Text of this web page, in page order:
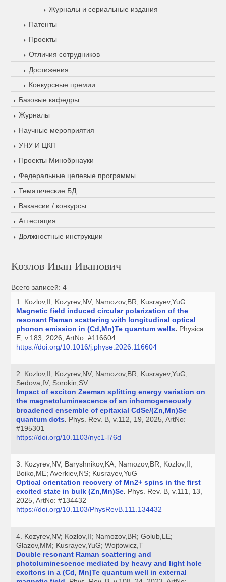
Журналы и сериальные издания
Патенты
Проекты
Отличия сотрудников
Достижения
Конкурсные премии
Базовые кафедры
Журналы
Научные мероприятия
УНУ И ЦКП
Проекты Минобрнауки
Федеральные целевые программы
Тематические БД
Вакансии / конкурсы
Аттестация
Должностные инструкции
Козлов Иван Иванович
Всего записей: 4
1. Kozlov,II; Kozyrev,NV; Namozov,BR; Kusrayev,YuG
Magnetic field induced circular polarization of the
resonant Raman scattering with longitudinal optical
phonon emission in (Cd,Mn)Te quantum wells. Physica
E, v.183, 2026, ArtNo: #116604
https://doi.org/10.1016/j.physe.2026.116604
2. Kozlov,II; Kozyrev,NV; Namozov,BR; Kusrayev,YuG;
Sedova,IV; Sorokin,SV
Impact of exciton Zeeman splitting energy variation on
the magnetoluminescence of an inhomogeneously
broadened ensemble of epitaxial CdSe/(Zn,Mn)Se
quantum dots. Phys. Rev. B, v.112, 19, 2025, ArtNo:
#195301
https://doi.org/10.1103/nyc1-l76d
3. Kozyrev,NV; Baryshnikov,KA; Namozov,BR; Kozlov,II;
Boiko,ME; Averkiev,NS; Kusrayev,YuG
Optical orientation recovery of Mn2+ spins in the first
excited state in bulk (Zn,Mn)Se. Phys. Rev. B, v.111, 13,
2025, ArtNo: #134432
https://doi.org/10.1103/PhysRevB.111.134432
4. Kozyrev,NV; Kozlov,II; Namozov,BR; Golub,LE;
Glazov,MM; Kusrayev,YuG; Wojtowicz,T
Double resonant Raman scattering and
photoluminescence mediated by heavy and light hole
excitons in a (Cd, Mn)Te quantum well in external